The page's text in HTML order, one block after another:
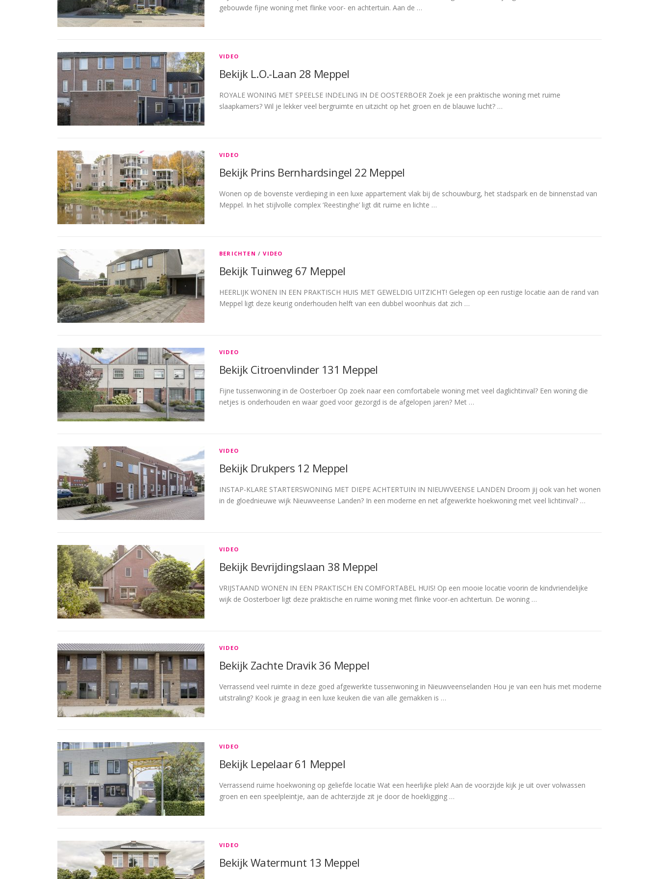
gebouwde fijne woning met flinke voor- en achtertuin. Aan de …
VIDEO
Bekijk L.O.-Laan 28 Meppel
ROYALE WONING MET SPEELSE INDELING IN DE OOSTERBOER Zoek je een praktische woning met ruime
slaapkamers? Wil je lekker veel bergruimte en uitzicht op het groen en de blauwe lucht? …
VIDEO
Bekijk Prins Bernhardsingel 22 Meppel
Wonen op de bovenste verdieping in een luxe appartement vlak bij de schouwburg, het stadspark en de binnenstad van
Meppel. In het stijlvolle complex ‘Reestinghe’ ligt dit ruime en lichte …
BERICHTEN /VIDEO
Bekijk Tuinweg 67 Meppel
HEERLIJK WONEN IN EEN PRAKTISCH HUIS MET GEWELDIG UITZICHT! Gelegen op een rustige locatie aan de rand van
Meppel ligt deze keurig onderhouden helft van een dubbel woonhuis dat zich …
VIDEO
Bekijk Citroenvlinder 131 Meppel
Fijne tussenwoning in de Oosterboer Op zoek naar een comfortabele woning met veel daglichtinval? Een woning die
netjes is onderhouden en waar goed voor gezorgd is de afgelopen jaren? Met …
VIDEO
Bekijk Drukpers 12 Meppel
INSTAP-KLARE STARTERSWONING MET DIEPE ACHTERTUIN IN NIEUWVEENSE LANDEN Droom jij ook van het wonen
in de gloednieuwe wijk Nieuwveense Landen? In een moderne en net afgewerkte hoekwoning met veel lichtinval? …
VIDEO
Bekijk Bevrijdingslaan 38 Meppel
VRIJSTAAND WONEN IN EEN PRAKTISCH EN COMFORTABEL HUIS! Op een mooie locatie voorin de kindvriendelijke
wijk de Oosterboer ligt deze praktische en ruime woning met flinke voor-en achtertuin. De woning …
VIDEO
Bekijk Zachte Dravik 36 Meppel
Verrassend veel ruimte in deze goed afgewerkte tussenwoning in Nieuwveenselanden Hou je van een huis met moderne
uitstraling? Kook je graag in een luxe keuken die van alle gemakken is …
VIDEO
Bekijk Lepelaar 61 Meppel
Verrassend ruime hoekwoning op geliefde locatie Wat een heerlijke plek! Aan de voorzijde kijk je uit over volwassen
groen en een speelpleintje, aan de achterzijde zit je door de hoekligging …
VIDEO
Bekijk Watermunt 13 Meppel